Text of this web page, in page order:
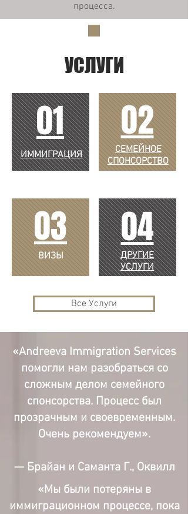
процесса.
УСЛУГИ
ИММИГРАЦИЯ
01 02
СЕМЕЙНОЕ
СПОНСОРСТВО
03
ВИЗЫ
04
ДРУГИЕ
УСЛУГИ
Все Услуги
«Andreeva Immigration Services
помогли нам разобраться со
сложным делом семейного
спонсорства. Процесс был
прозрачным и своевременным.
Очень рекомендуем».
— Брайан и Саманта Г., Оквилл
«Мы были потеряны в
иммиграционном процессе, пока